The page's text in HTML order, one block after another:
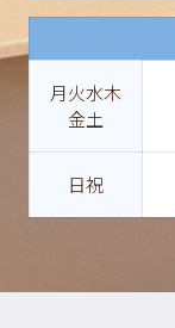
月火水木
金土
日祝